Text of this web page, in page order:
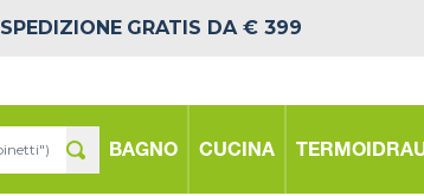
SPEDIZIONE GRATIS DA € 399
BAGNO CUCINA